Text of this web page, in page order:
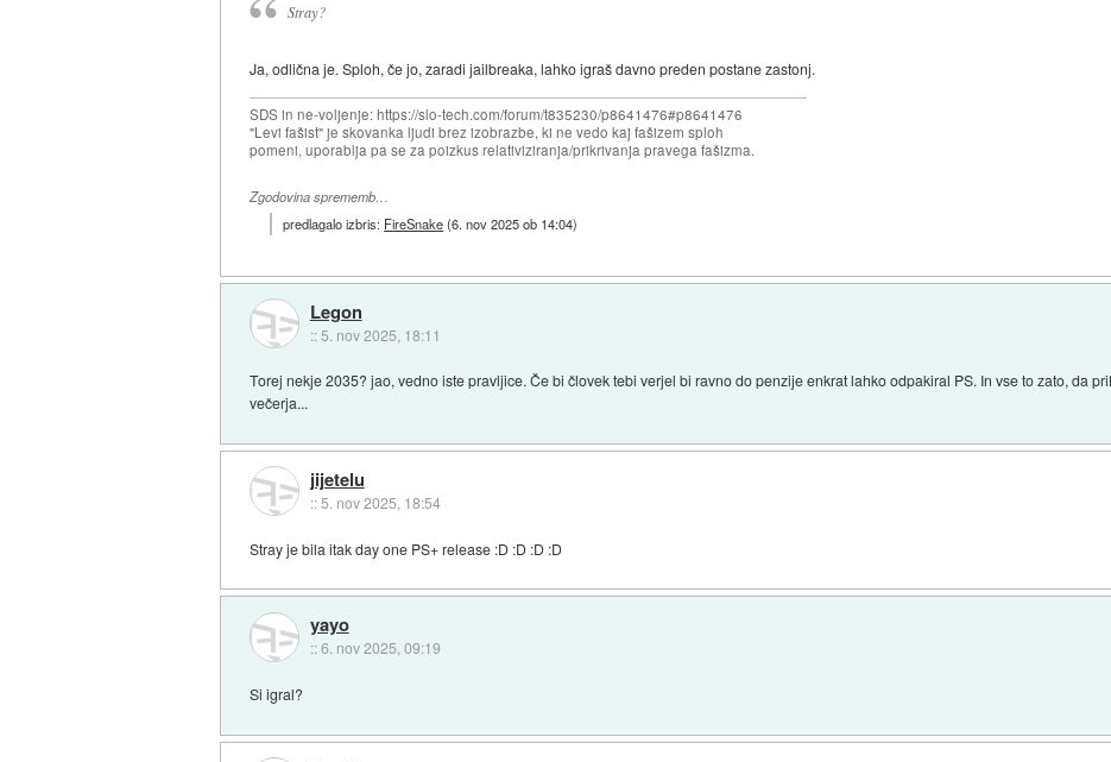
Stray?
Ja, odlična je. Sploh, če jo, zaradi jailbreaka, lahko igraš davno preden postane zastonj.
SDS in ne-voljenje: https://slo-tech.com/forum/t835230/p8641476#p8641476
"Levi fašist" je skovanka ljudi brez izobrazbe, ki ne vedo kaj fašizem sploh
pomeni, uporablja pa se za poizkus relativiziranja/prikrivanja pravega fašizma.
Zgodovina sprememb…
predlagalo izbris: FireSnake(6. nov 2025 ob 14:04)
Legon
:: 5. nov 2025, 18:11
Torej nekje 2035? jao, vedno iste pravljice. Če bi človek tebi verjel bi ravno do penzije enkrat lahko odpakiral PS. In vse to zato, da
večerja...
jijetelu
::5. nov 2025, 18:54
Stray je bila itak day one PS+ release :D :D :D :D
yayo
::6. nov 2025, 09:19
Si igral?